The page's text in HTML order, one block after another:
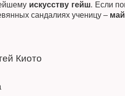
искусству гейш. Если
сандалиях ученицу –
Киото